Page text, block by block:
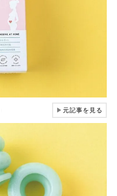
▶元記事を見る